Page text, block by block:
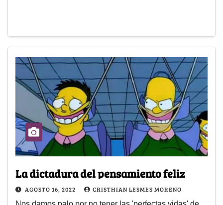
La dictadura del pensamiento feliz
AGOSTO 16, 2022 CRISTHIAN LESMES MORENO